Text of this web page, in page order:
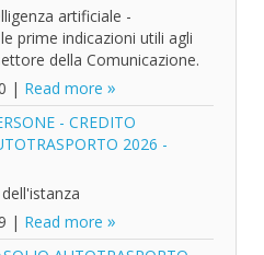
artificiale -
prime indicazioni utili agli
della Comunicazione.
| Read more
- CREDITO
2026 -
| Read more